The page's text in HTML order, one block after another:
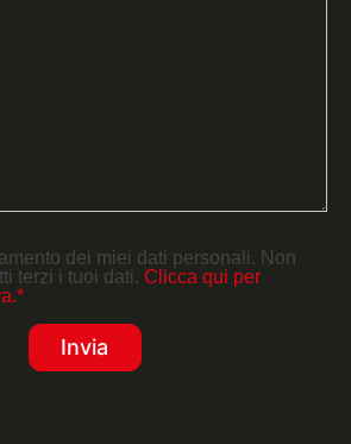
dei miei dati personali. Non
terzi i tuoi dati. Clicca qui per